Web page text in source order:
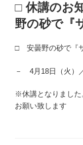
日:
□ 休講のお
野の砂で『
□ 安曇野の砂で『
－ 4月18日（火）
※休講となりました
お願い致します